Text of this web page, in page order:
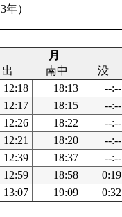
）
月
出 南中
没
12:18 18:13
--:--
12:17 18:15
--:--
12:26 18:22
--:--
12:21 18:20
--:--
12:39 18:37
--:--
12:59 18:58
0:19
13:07 19:09 0:32